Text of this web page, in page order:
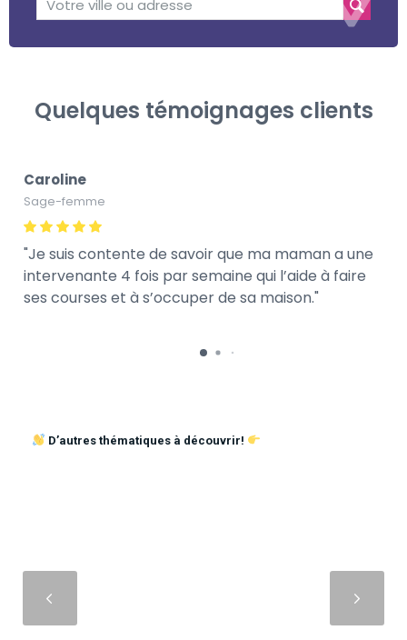
Quelques témoignages clients
Caroline
Sage-femme
Je suis contente de savoir que ma maman a une
intervenante 4 fois par semaine qui l’aide à faire
ses courses et à s’occuper de sa maison.
D’autres thématiques à découvrir!